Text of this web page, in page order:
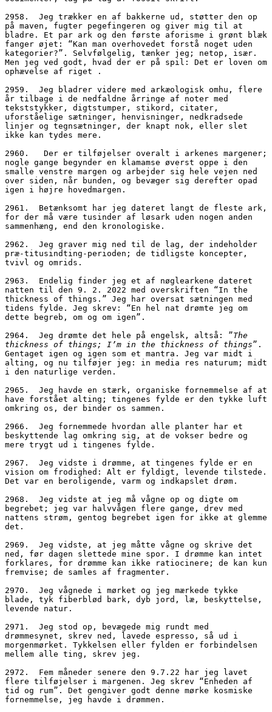
2958.  Jeg trækker en af bakkerne ud, støtter den op
på maven, fugter pegefingeren og giver mig til at
bladre. Et par ark og den første aforisme i grønt blæk
fanger øjet: “Kan man overhovedet forstå noget uden
kategorier?”. Selvfølgelig, tænker jeg; netop, især.
Men jeg ved godt, hvad der er på spil: Det er loven om
ophævelse af riget .
2959.  Jeg bladrer videre med arkæologisk omhu, flere
år tilbage i de nedfaldne årringe af noter med
tekststykker, digtstumper, stikord, citater,
uforståelige sætninger, henvisninger, nedkradsede
linjer og tegnsætninger, der knapt nok, eller slet
ikke kan tydes mere.
2960.	Der er tilføjelser overalt i arkenes margener;
nogle gange begynder en klamamse øverst oppe i den
smalle venstre margen og arbejder sig hele vejen ned
over siden, når bunden, og bevæger sig derefter opad
igen i højre hovedmargen.
2961.  Betænksomt har jeg dateret langt de fleste ark,
for der må være tusinder af løsark uden nogen anden
sammenhæng, end den kronologiske.
2962.  Jeg graver mig ned til de lag, der indeholder
præ-titusindting-perioden; de tidligste koncepter,
tvivl og omrids.
2963.  Endelig finder jeg et af nøglearkene dateret
natten til den 9. 2. 2022 med overskriften “In the
thickness of things.” Jeg har oversat sætningen med
tidens fylde. Jeg skrev: “En hel nat drømte jeg om
dette begreb, om og om igen”.
2964.  Jeg drømte det hele på engelsk, altså: ”The
thickness of things; I’m in the thickness of things”.
Gentaget igen og igen som et mantra. Jeg var midt i
alting, og nu tilføjer jeg: in media res naturum; midt
i den naturlige verden.
2965.  Jeg havde en stærk, organiske fornemmelse af at
have forstået alting; tingenes fylde er den tykke luft
omkring os, der binder os sammen.
2966.  Jeg fornemmede hvordan alle planter har et
beskyttende lag omkring sig, at de vokser bedre og
mere trygt ud i tingenes fylde.
2967.  Jeg vidste i drømme, at tingenes fylde er en
vision om frodighed: Alt er fyldigt, levende tilstede.
Det var en beroligende, varm og indkapslet drøm.
2968.  Jeg vidste at jeg må vågne op og digte om
begrebet; jeg var halvvågen flere gange, drev med
nattens strøm, gentog begrebet igen for ikke at glemme
det.
2969.  Jeg vidste, at jeg måtte vågne og skrive det
ned, før dagen slettede mine spor. I drømme kan intet
forklares, for drømme kan ikke ratiocinere; de kan kun
fremvise; de samles af fragmenter.
2970.  Jeg vågnede i mørket og jeg mærkede tykke
blade, tyk fiberblød bark, dyb jord, læ, beskyttelse,
levende natur.
2971.  Jeg stod op, bevægede mig rundt med
drømmesynet, skrev ned, lavede espresso, så ud i
morgenmørket. Tykkelsen eller fylden er forbindelsen
mellem alle ting, skrev jeg.
2972.  Fem måneder senere den 9.7.22 har jeg lavet
flere tilføjelser i margenen. Jeg skrev “Enheden af
tid og rum”. Det gengiver godt denne mørke kosmiske
fornemmelse, jeg havde i drømmen.